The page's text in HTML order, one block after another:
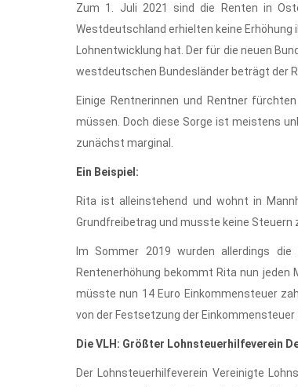
Zum 1. Juli 2021 sind die Renten in
Westdeutschland erhielten keine Erhöhung
Lohnentwicklung hat. Der für die neuen
westdeutschen Bundesländer beträgt der
Einige Rentnerinnen und Rentner
müssen. Doch diese Sorge ist meistens
zunächst marginal.
Ein Beispiel:
Rita ist alleinstehend und wohnt in
Grundfreibetrag und musste keine Steuern
Im Sommer 2019 wurden allerdings
Rentenerhöhung bekommt Rita nun
müsste nun 14 Euro Einkommensteuer
von der Festsetzung der Einkommensteuer
Die VLH: Größter Lohnsteuerhilfeverein
Der Lohnsteuerhilfeverein Vereinigte